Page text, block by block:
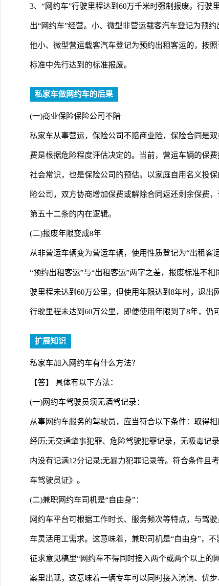
3、“网约车”行驶里程达到60万千米时强制报废。行驶
出“网约车”经营。小、微型非营运载客汽车登记为预
他小、微型营运载客汽车登记为预约出租客运的，按
标准中先行达到的标准报废。
私家车做网约车的后果
(一)商业保险保险公司不陪
私家车从事营运，保险公司不赔商业险，保险合同是
费是根据危险程度评估决定的。当前，营运车辆的保
社会常识，也是保险公司的预估。以家庭自用名义投
险公司，双方协商增加保费或解除合同返还剩余保费
第五十二条的内在逻辑。
(二)报废年限变成8年
从非营运车辆变为营运车辆，使用性质登记为“出租客
“预约出租客运”与“出租客运”两字之差，报废标准不
驶里程未达到60万公里，但使用年限达到8年时，退
行驶里程未达到60万公里，即便使用年限到了8年，仍
扩展知识
私家车加入网约车有什么方法？
【答】 具体有以下方法：
(一)网约车驾驶员须无酒驾记录：
从事网约车服务的驾驶员，应当符合以下条件：取得
经历;无交通肇事犯罪、危险驾驶犯罪记录，无吸毒记
内没有记满12分记录;无暴力犯罪记录等。符合条件且
车驾驶员证》。
(二)兼职网约车司机是“自由身”：
网约车平台可根据工作时长、服务频次等特点，与驾
车灵活用工需求。这意味着，兼职司机是“自由身”，
征求意见稿里“网约车不得同时接入两个或两个以上的
案里出现，这意味着一辆专车可以同时接入滴滴、优